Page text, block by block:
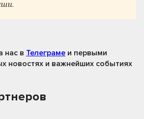
нас в Телеграме и первыми
новостях и важнейших событиях